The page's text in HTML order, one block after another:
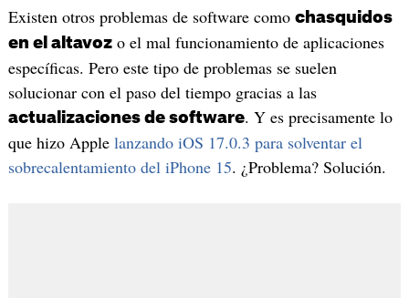
Existen otros problemas de software como chasquidos
en el altavozo el mal funcionamiento de aplicaciones
específicas. Pero este tipo de problemas se suelen
solucionar con el paso del tiempo gracias a las
actualizaciones de software. Y es precisamente lo
que hizo Apple lanzando iOS 17.0.3 para solventar el
sobrecalentamiento del iPhone 15. ¿Problema? Solución.